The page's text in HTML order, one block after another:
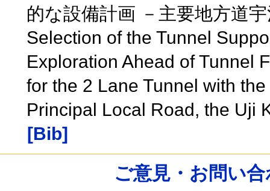
的な設備計画 －主要地方道
Selection of the Tunnel
Exploration Ahead of Tunnel
for the 2 Lane Tunnel with
Principal Local Road, the Uji
[Bib]
ご意見・お問い